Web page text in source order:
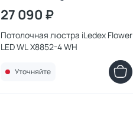
27 090 ₽
Потолочная люстра iLedex Flower
LED WL X8852-4 WH
Уточняйте